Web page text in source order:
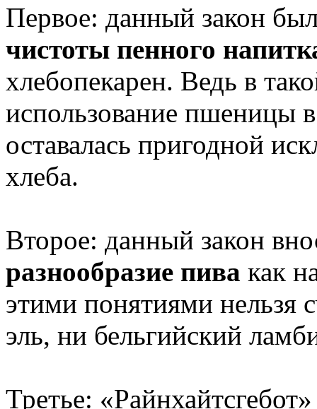
Первое: данный закон
чистоты пенного
хлебопекарен. Ведь в
использование пшеницы
оставалась пригодной
хлеба.
Второе: данный закон
разнообразие пива как
этими понятиями нельзя
эль, ни бельгийский
Третье: